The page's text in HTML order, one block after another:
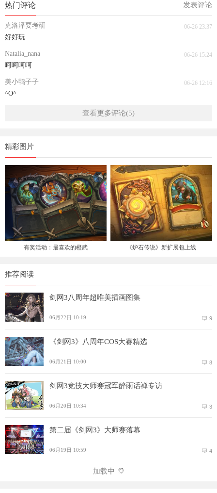
热门评论 发表评论
克洛泽要考研 06-26 23:37
好好玩
Natalia_nana 06-26 15:24
呵呵呵呵
美小鸭子子 06-26 12:16
^O^
查看更多评论(5)
精彩图片
有奖活动：最喜欢的橙武 《炉石传说》新扩展包上线
推荐阅读
剑网3八周年超唯美插画图集
06月22日 10:19 9
《剑网3》八周年COS大赛精选
06月21日 10:00 8
剑网3竞技大师赛冠军醉雨话禅专访
06月20日 10:34 3
第二届《剑网3》大师赛落幕
06月19日 10:59 4
加载中